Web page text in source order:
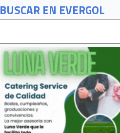
BUSCAR EN EVERGOL